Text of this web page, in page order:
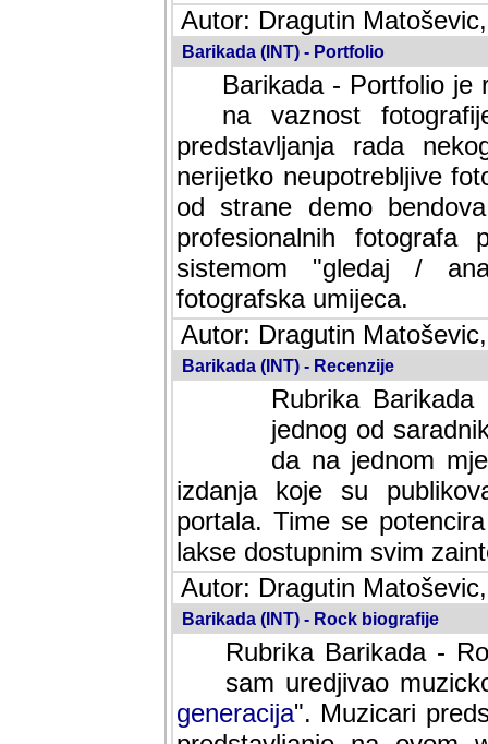
Autor: Dragutin
Barikada (INT) - Portfolio
Barikada - Portfolio je
na vaznost
predstavljanja rada
nerijetko neupotrebljive
od strane demo
profesionalnih fotografa
sistemom "gledaj /
fotografska umijeca.
Autor: Dragutin
Barikada (INT) - Recenzije
Rubrika
jednog od
da na jednom
izdanja koje su
portala. Time se
lakse dostupnim svim
Autor: Dragutin
Barikada (INT) - Rock biografije
Rubrika Barikada -
sam uredjivao
generacija". Muzicari